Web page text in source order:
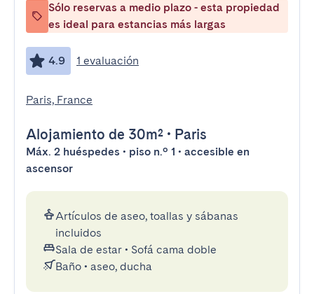
Sólo reservas a medio plazo - esta propiedad
es ideal para estancias más largas
4.9 1 evaluación
Paris, France
Alojamiento de 30m² • Paris
Máx. 2 huéspedes • piso n.º 1 • accesible en
ascensor
Artículos de aseo, toallas y sábanas
incluidos
Sala de estar • Sofá cama doble
Baño • aseo, ducha